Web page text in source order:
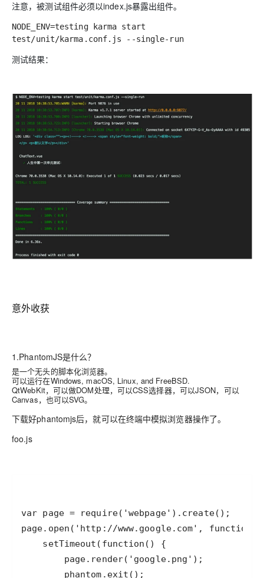
注意，被测试组件必须以index.js暴露出组件。
NODE_ENV=testing karma start
test/unit/karma.conf.js --single-run
测试结果：
意外收获
1.PhantomJS是什么？
是一个无头的脚本化浏览器。
可以运行在Windows, macOS, Linux, and FreeBSD.
QtWebKit，可以做DOM处理，可以CSS选择器，可以JSON，可以
Canvas，也可以SVG。
下载好phantomjs后，就可以在终端中模拟浏览器操作了。
foo.js